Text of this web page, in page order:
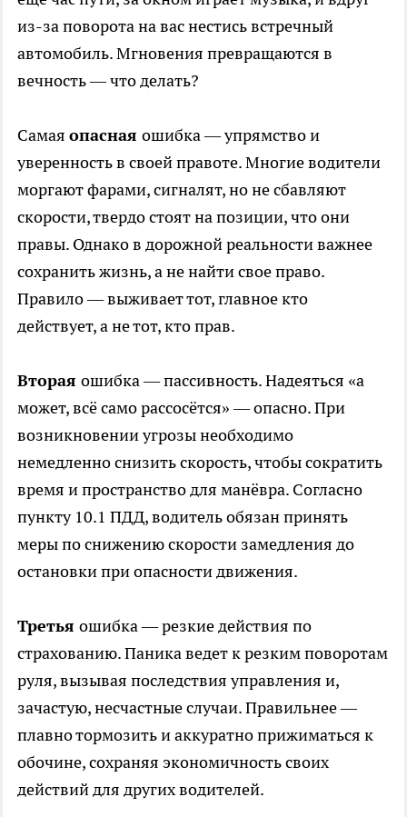
из-за поворота на вас нестись встречный
автомобиль. Мгновения превращаются в
вечность — что делать?
Самая опасная ошибка — упрямство и
уверенность в своей правоте. Многие водители
моргают фарами, сигналят, но не сбавляют
скорости, твердо стоят на позиции, что они
правы. Однако в дорожной реальности важнее
сохранить жизнь, а не найти свое право.
Правило — выживает тот, главное кто
действует, а не тот, кто прав.
Вторая ошибка — пассивность. Надеяться «а
может, всё само рассосётся» — опасно. При
возникновении угрозы необходимо
немедленно снизить скорость, чтобы сократить
время и пространство для манёвра. Согласно
пункту 10.1 ПДД, водитель обязан принять
меры по снижению скорости замедления до
остановки при опасности движения.
Третья ошибка — резкие действия по
страхованию. Паника ведет к резким поворотам
руля, вызывая последствия управления и,
зачастую, несчастные случаи. Правильнее —
плавно тормозить и аккуратно прижиматься к
обочине, сохраняя экономичность своих
действий для других водителей.